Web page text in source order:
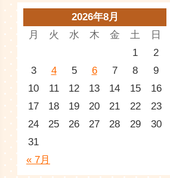
2026年8月
月
火 水 木 金 土 日
« 7月
1
2
3
4 5 6 7 8
9
10
11 12 13 14 15
16
17
18 19 20 21 22
23
24
25 26 27 28 29
30
31